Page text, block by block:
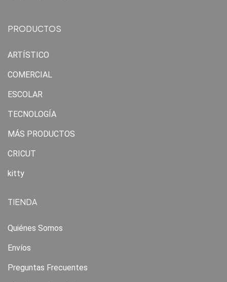
PRODUCTOS
ARTÍSTICO
COMERCIAL
ESCOLAR
TECNOLOGÍA
MÁS PRODUCTOS
CRICUT
kitty
TIENDA
Quiénes Somos
Envíos
Preguntas Frecuentes